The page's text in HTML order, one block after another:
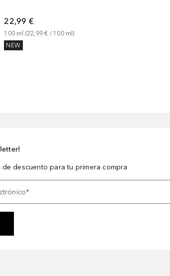
22,99 €
100 ml (22,99 € / 100 ml)
NEW
descuento para tu primera compra
*